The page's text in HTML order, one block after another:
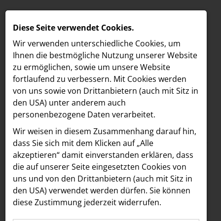
MELDUNGEN
LOEBELL NORDBERG
INNER
aehre
Astoria Artshow
B/S/H Hausgeräte
Meldungen /
Text Bilder
10.02.2025
exhibitionary: Der
erste KI-gesteuerte
Diese Seite verwendet Cookies.
Wir verwenden unterschiedliche Cookies, um
Ihnen die best­mögliche Nutzung unserer Website
zu ermöglichen, sowie um unsere Website
fortlaufend zu verbessern. Mit Cookies werden
von uns sowie von Drittanbietern (auch mit Sitz in
den USA) unter anderem auch
personenbezogene Daten verarbeitet.
Wir weisen in diesem Zusammenhang darauf hin,
dass Sie sich mit dem Klicken auf „Alle
akzeptieren“ damit ein­ver­standen erklären, dass
die auf unserer Seite eingesetzten Cookies von
uns und von den Drittanbietern (auch mit Sitz in
den USA) verwendet werden dürfen. Sie können
diese Zustimmung jederzeit widerrufen.